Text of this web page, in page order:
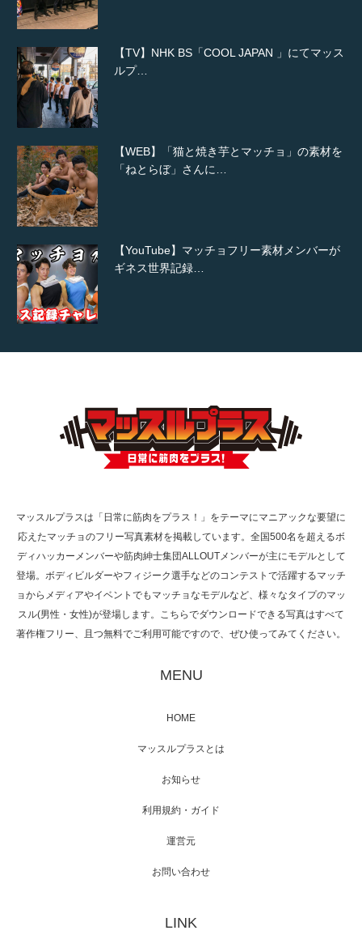
【TV】NHK BS「COOL JAPAN 」にてマッス
ルプ…
【WEB】「猫と焼き芋とマッチョ」の素材を
「ねとらぼ」さんに…
【YouTube】マッチョフリー素材メンバーが
ギネス世界記録…
【TV】TBS番組「ひるおび」にてマッスルプ
TOKYO FMラジオ番組「ONE MORNING」
で紹介さ…
た（6/8放送）
映画「メカバース」舞台挨拶へマッスルプラ
【TV】NHK BS「COOL JAPAN 」にてマッス
マッスルプラスは「日常に筋肉をプラス！」をテーマにマニアックな要望に
応えたマッチョのフリー写真素材を掲載しています。全国500名を超えるボ
ディハッカーメンバーや筋肉紳士集団ALLOUTメンバーが主にモデルとして
登場。ボディビルダーやフィジーク選手などのコンテストで活躍するマッチ
ョからメディアやイベントでもマッチョなモデルなど、様々なタイプのマッ
スル(男性・女性)が登場します。こちらでダウンロードできる写真はすべて
著作権フリー、且つ無料でご利用可能ですので、ぜひ使ってみてください。
MENU
HOME
マッスルプラスとは
お知らせ
利用規約・ガイド
運営元
お問い合わせ
LINK